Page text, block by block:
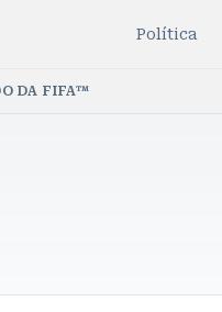
Política
DA FIFA™